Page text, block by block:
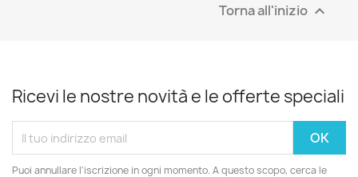
Torna all'inizio 
Ricevi le nostre novità e le offerte speciali
Puoi annullare l'iscrizione in ogni momento. A questo scopo, cerca le